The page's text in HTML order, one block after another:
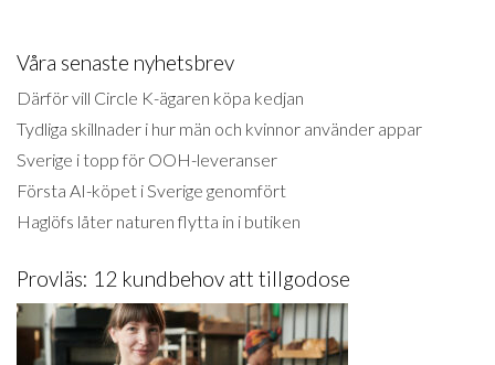
Våra senaste nyhetsbrev
Därför vill Circle K-ägaren köpa kedjan
Tydliga skillnader i hur män och kvinnor använder appar
Sverige i topp för OOH-leveranser
Första AI-köpet i Sverige genomfört
Haglöfs låter naturen flytta in i butiken
Provläs: 12 kundbehov att tillgodose